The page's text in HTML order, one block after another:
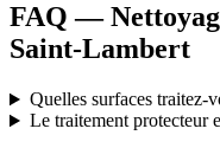
FAQ —
Saint-Lambert
Quelles surfaces traitez-
Le traitement protecteur